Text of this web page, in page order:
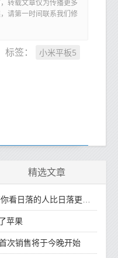
转载文章仅为传播更多
请第一时间联系我们修
标签： 小米平板5
精选文章
日落的人比日落更浪漫
苹果
次销售将于今晚开始